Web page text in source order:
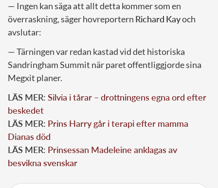
— Ingen kan säga att allt detta kommer som en
överraskning, säger hovreportern Richard Kayoch
avslutar:
— Tärningen var redan kastad vid det historiska
Sandringham Summit när paret offentliggjorde sina
Megxit planer.
LÄS MER: Silvia i tårar – drottningens egna ord efter
beskedet
LÄS MER: Prins Harry går i terapi efter mamma
Dianas död
LÄS MER: Prinsessan Madeleine anklagas av
besvikna svenskar